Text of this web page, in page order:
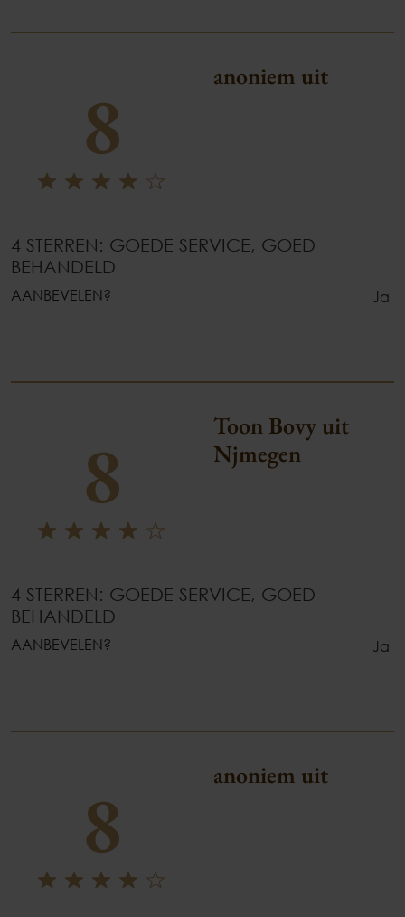
8 anoniem uit
4 STERREN: GOEDE SERVICE, GOED
BEHANDELD
AANBEVELEN? Ja
8
Toon Bovy uit
Njmegen
4 STERREN: GOEDE SERVICE, GOED
BEHANDELD
AANBEVELEN? Ja
8 anoniem uit